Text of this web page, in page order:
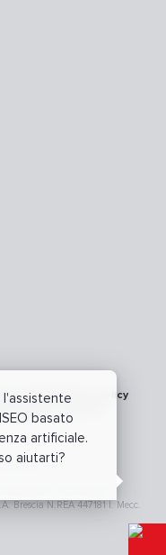
l'assistente
basato
artificiale.
aiutarti?
€ 24.340.965 |
Brescia N.REA 447181 |. Mecc.
policyPrivacy policy
Richiamo prodotti